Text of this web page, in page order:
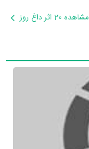
مشاهده 20 اثر داغ روز